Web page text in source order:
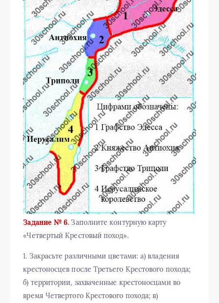
Задание № 6. Заполните контурную карту
«Четвертый Крестовый поход».
1. Закрасьте различными цветами: а) владения
крестоносцев после Третьего Крестового похода;
б) территории, захваченные крестоносцами во
время Четвертого Крестового похода; в)